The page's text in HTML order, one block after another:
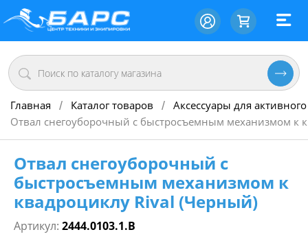
Главная / Каталог товаров / Аксессуары для
Отвал снегоуборочный с быстросъемным механизмом к
Отвал снегоуборочный с
быстросъемным механизмом к
квадроциклу Rival (Черный)
Артикул: 2444.0103.1.B